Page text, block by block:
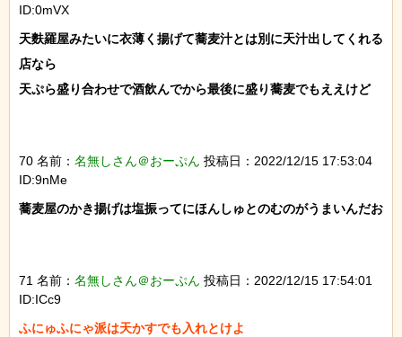
ID:0mVX
天麩羅屋みたいに衣薄く揚げて蕎麦汁とは別に天汁出してくれる
店なら
天ぷら盛り合わせで酒飲んでから最後に盛り蕎麦でもええけど
70 名前： 名無しさん＠おーぷん 投稿日：2022/12/15 17:53:04
ID:9nMe
蕎麦屋のかき揚げは塩振ってにほんしゅとのむのがうまいんだお
71 名前： 名無しさん＠おーぷん 投稿日：2022/12/15 17:54:01
ID:ICc9
ふにゅふにゃ派は天かすでも入れとけよ